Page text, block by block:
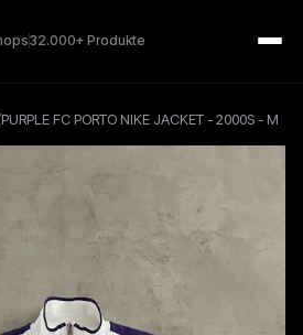
32.000+ Produkte
FC PORTO NIKE JACKET - 2000S - M